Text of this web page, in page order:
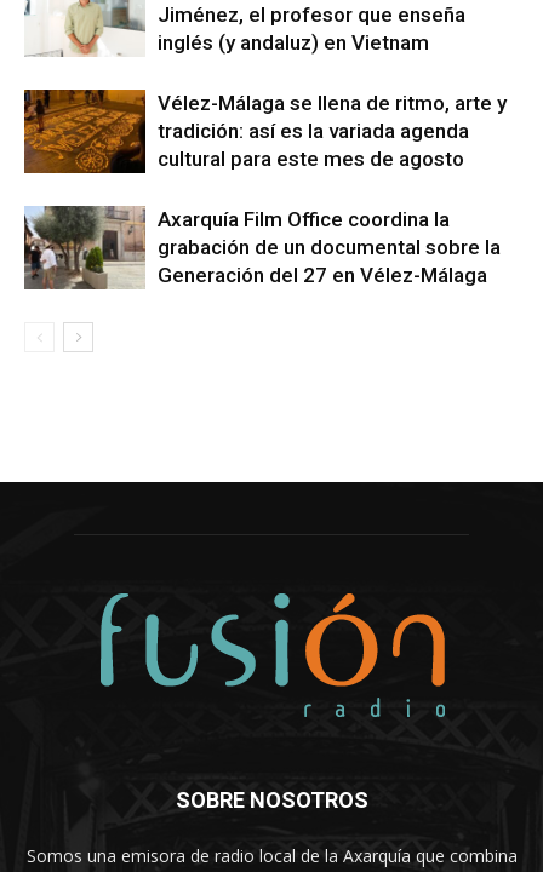
Jiménez, el profesor que enseña
inglés (y andaluz) en Vietnam
Vélez-Málaga se llena de ritmo, arte y
tradición: así es la variada agenda
cultural para este mes de agosto
Axarquía Film Office coordina la
grabación de un documental sobre la
Generación del 27 en Vélez-Málaga
SOBRE NOSOTROS
Somos una emisora de radio local de la Axarquía que combina